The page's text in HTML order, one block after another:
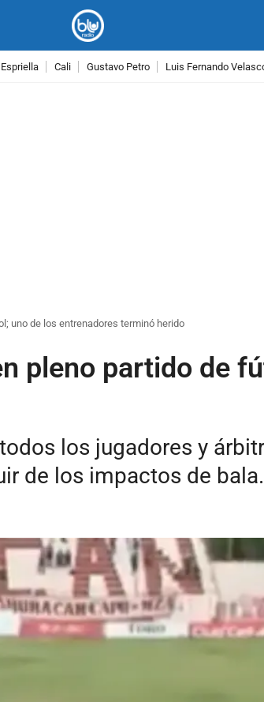
Cali Gustavo Petro Luis Fernando
uno de los entrenadores terminó herido
pleno partido de
los jugadores y
de los impactos de bala.